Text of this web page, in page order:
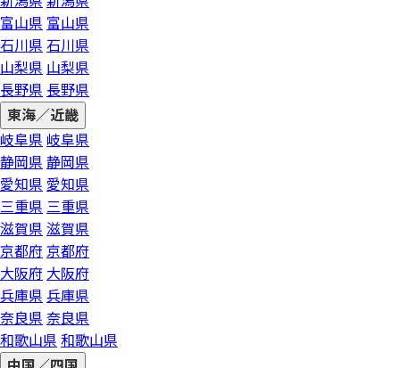
富山県 富山県
石川県 石川県
山梨県 山梨県
長野県 長野県
東海／近畿
岐阜県 岐阜県
静岡県 静岡県
愛知県 愛知県
三重県 三重県
滋賀県 滋賀県
京都府 京都府
大阪府 大阪府
兵庫県 兵庫県
奈良県 奈良県
和歌山県 和歌山県